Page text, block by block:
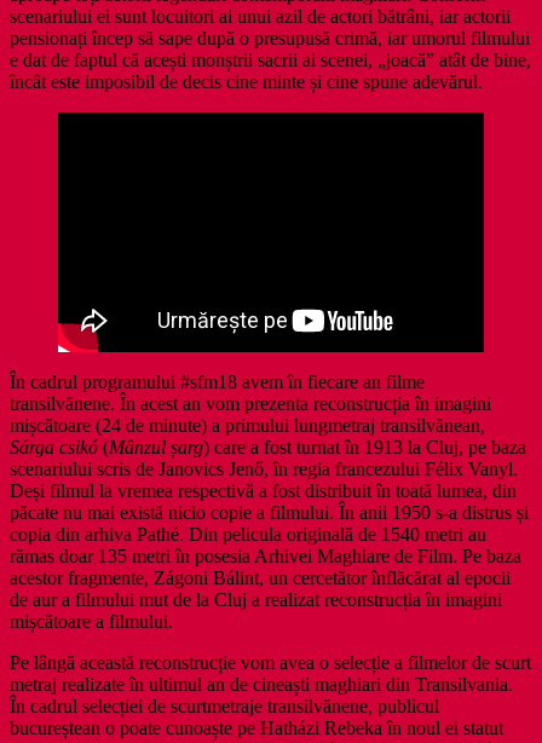
scenariului ei sunt locuitori ai unui azil de actori bătrâni, iar actorii
pensionați încep să sape după o presupusă crimă, iar umorul filmului
e dat de faptul că acești monștrii sacrii ai scenei, „joacă” atât de bine,
încât este imposibil de decis cine minte și cine spune adevărul.
În cadrul programului #sfm18 avem în fiecare an filme
transilvănene. În acest an vom prezenta reconstrucția în imagini
mișcătoare (24 de minute) a primului lungmetraj transilvănean,
Sárga csikó (Mânzul șarg) care a fost turnat în 1913 la Cluj, pe baza
scenariului scris de Janovics Jenő, în regia francezului Félix Vanyl.
Deși filmul la vremea respectivă a fost distribuit în toată lumea, din
păcate nu mai există nicio copie a filmului. În anii 1950 s-a distrus și
copia din arhiva Pathé. Din pelicula originală de 1540 metri au
rămas doar 135 metri în posesia Arhivei Maghiare de Film. Pe baza
acestor fragmente, Zágoni Bálint, un cercetător înflăcărat al epocii
de aur a filmului mut de la Cluj a realizat reconstrucția în imagini
mișcătoare a filmului.
Pe lângă această reconstrucție vom avea o selecție a filmelor de scurt
metraj realizate în ultimul an de cineaști maghiari din Transilvania.
În cadrul selecției de scurtmetraje transilvănene, publicul
bucureștean o poate cunoaște pe Hatházi Rebeka în noul ei statut